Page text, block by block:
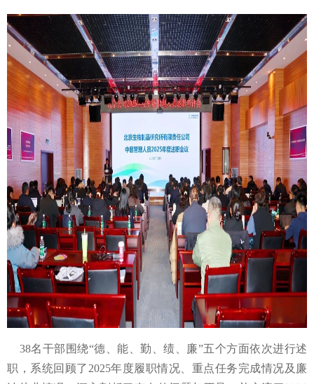
38名干部围绕“德、能、勤、绩、廉”五个方面依次进行述
职，系统回顾了2025年度履职情况、重点任务完成情况及廉